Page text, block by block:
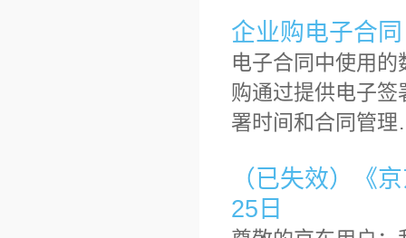
企业购电子合同
电子合同中使用
购通过提供电子
署时间和合同管
（已失效）《
25日